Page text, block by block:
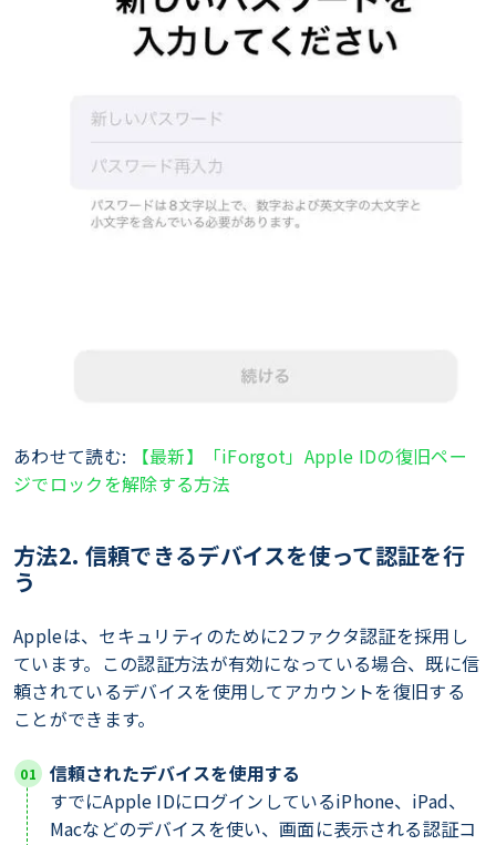
あわせて読む:
【最新】「iForgot」Apple IDの復旧ペー
ジでロックを解除する方法
方法2. 信頼できるデバイスを使って認証を行
う
Appleは、セキュリティのために2ファクタ認証を採用し
ています。この認証方法が有効になっている場合、既に信
頼されているデバイスを使用してアカウントを復旧する
ことができます。
信頼されたデバイスを使用する
すでにApple IDにログインしているiPhone、iPad、
Macなどのデバイスを使い、画面に表示される認証コ